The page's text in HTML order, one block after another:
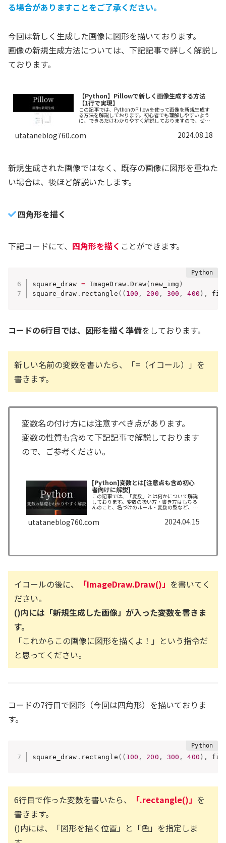
る場合がありますことをご了承ください。
今回は新しく生成した画像に図形を描いております。
画像の新規生成方法については、下記記事で詳しく解説し
ております。
【Python】Pillowで新しく画像生成する方法
【1行で実現】
この記事では、PythonのPillowを使って画像を新規生成す
る方法を解説しております。初心者でも理解しやすいよう
に、できるだけわかりやすく解説しておりますので、ぜひ
utataneblog760.com 2024.08.18
新規生成された画像ではなく、既存の画像に図形を重ねた
い場合は、後ほど解説いたします。
四角形を描く
下記コードにて、 四角形を描く ことができます。
square_draw = ImageDraw. Draw( new_img )
square_draw . rectangle ( ( 100 , 200 , 300 , 400 ) ,
コードの6行目では、図形を描く準備をしております。
新しい名前の変数を書いたら、「=（イコール）」を
書きます。
変数名の付け方には注意すべき点があります。
変数の性質も含めて下記記事で解説しております
ので、ご参考ください。
[Python]変数とは[注意点も含め初心
者向けに解説]
この記事では、「変数」とは何かについて解説
しております。変数の扱い方・書き方はもちろ
んのこと、名づけのルール・変数の型など、扱
できるだけわかりやすく解説しておりますの
で、ぜひ最後まで読んでいってください。
utataneblog760.com 2024.04.15
イコールの後に、 「ImageDraw.Draw()」 を書いてく
ださい。
()内には「新規生成した画像」が入った変数を書きま
す。
「これからこの画像に図形を描くよ！」という指令だ
と思ってください。
コードの7行目で図形（今回は四角形）を描いておりま
す。
square_draw . rectangle ( ( 100 , 200 , 300 , 400 ) ,
6行目で作った変数を書いたら、 「.rectangle()」 を
書きます。
()内には、「図形を描く位置」と「色」を指定しま